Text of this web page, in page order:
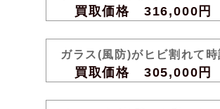
買取価格 316,000円
ガラス(風防)がヒビ割れて
買取価格 305,000円